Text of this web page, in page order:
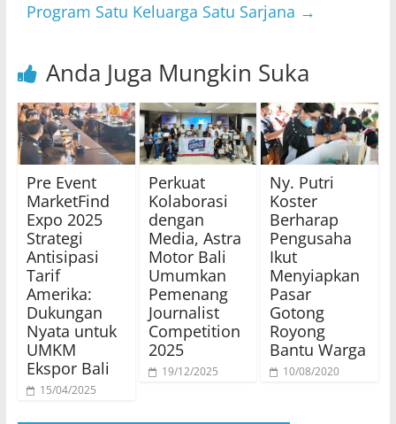
Program Satu Keluarga Satu Sarjana →
Anda Juga Mungkin Suka
Pre Event
MarketFind
Expo 2025
Strategi
Antisipasi
Tarif
Amerika:
Dukungan
Nyata untuk
UMKM
Ekspor Bali
15/04/2025
Perkuat
Kolaborasi
dengan
Media, Astra
Motor Bali
Umumkan
Pemenang
Journalist
Competition
2025
19/12/2025
Ny. Putri
Koster
Berharap
Pengusaha
Ikut
Menyiapkan
Pasar
Gotong
Royong
Bantu Warga
10/08/2020